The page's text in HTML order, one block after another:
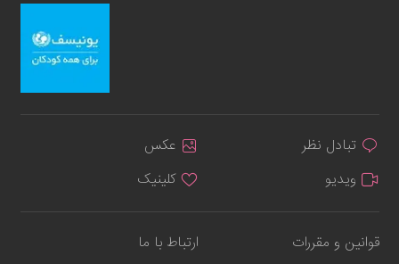
تبادل نظر
عکس
ویدیو
کلینیک
قوانین و مقررات ارتباط با ما